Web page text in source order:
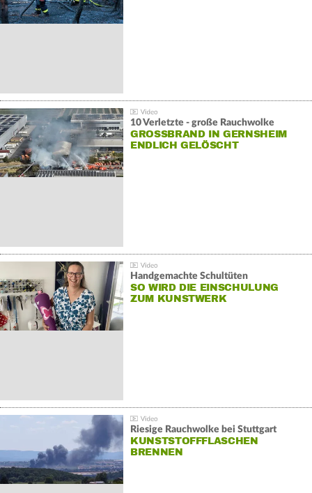
10 Verletzte - große Rauchwolke
GROSSBRAND IN GERNSHEIM E
NDLICH GELÖSCHT
Handgemachte Schultüten
SO WIRD DIE EINSCHULUNG
ZUM KUNSTWERK
Riesige Rauchwolke bei Stuttgart
KUNSTSTOFFFLASCHEN
BRENNEN